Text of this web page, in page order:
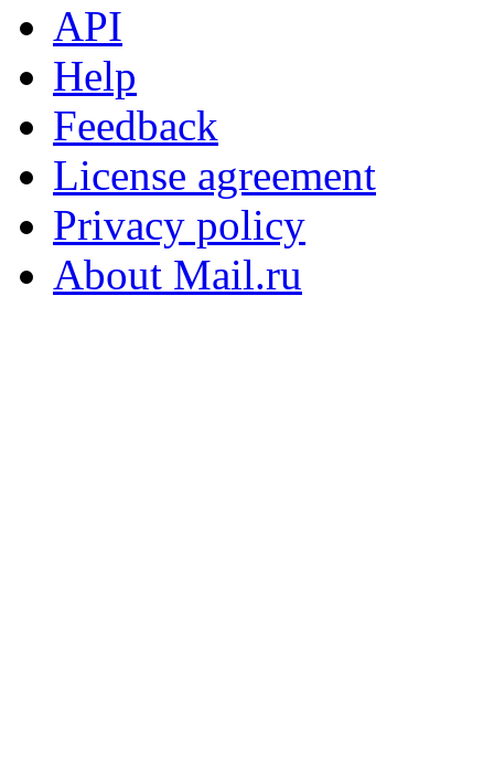
API
Help
Feedback
License agreement
Privacy policy
About Mail.ru